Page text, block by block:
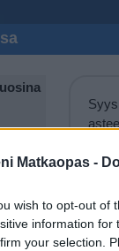
Matkaopas -
wish to opt-out of
information for
your selection.